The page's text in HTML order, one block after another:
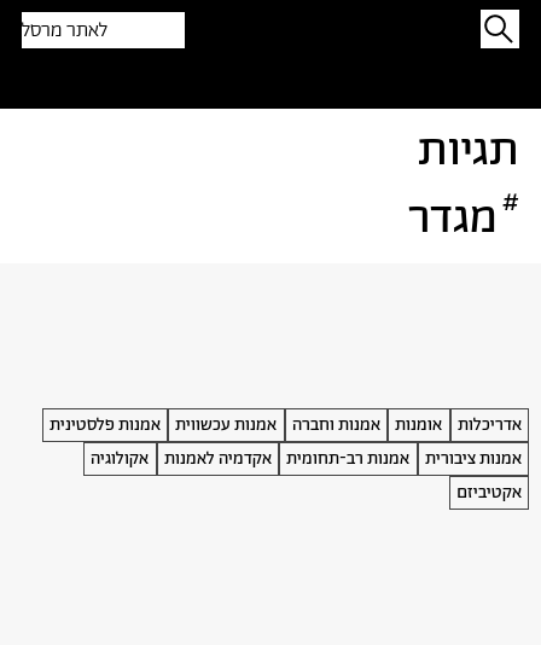
לאתר מרסל
אדריכלות אומנות אמנות וחברה אמנות עכשווית
אמנות פלסטינית
אמנות ציבורית
אמנות רב-תחומית אקדמיה לאמנות
אקולוגיה
אקטיביזם
מגדר #
תגיות